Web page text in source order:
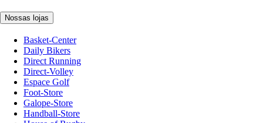
Nossas lojas
Basket-Center
Daily Bikers
Direct Running
Direct-Volley
Espace Golf
Foot-Store
Galope-Store
Handball-Store